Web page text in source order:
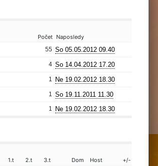
Počet Naposledy
55 So 05.05.2012 09.40
4 So 14.04.2012 17.20
1 Ne 19.02.2012 18.30
1 So 19.11.2011 11.30
1 Ne 19.02.2012 18.30
1.t 2.t 3.t Dom Host +/-